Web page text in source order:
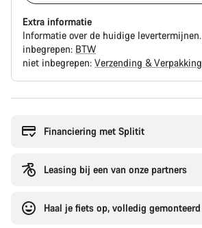
Extra informatie
Informatie over de huidige levertermijnen.
inbegrepen: BTW
niet inbegrepen: Verzending & Verpakking
Financiering met Splitit
Leasing bij een van onze partners
Haal je fiets op, volledig gemonteerd